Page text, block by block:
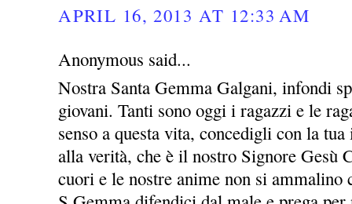
APRIL 16, 2013 AT 12:33 AM
Anonymous said...
Nostra Santa Gemma Galgani, infondi
giovani. Tanti sono oggi i ragazzi e le
senso a questa vita, concedigli con la
alla verità, che è il nostro Signore Gesù
cuori e le nostre anime non si ammalino